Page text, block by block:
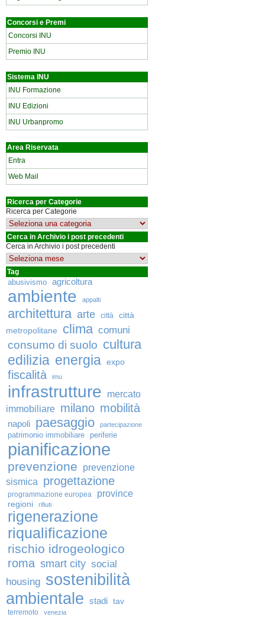
Concorsi e Premi
Concorsi INU
Premio INU
Sistema INU
INU Formazione
INU Edizioni
INU Urbanpromo
Area Riservata
Entra
Web Mail
Ricerca per Categorie
Ricerca per Categorie
Cerca in Archivio i post precedenti
Cerca in Archivio i post precedenti
Tag
abusivismo agricoltura
ambiente appalti
architettura arte città
città
metropolitane
clima comuni
consumo di suolo cultura
edilizia energia expo
fiscalità imu
infrastrutture
mercato
immobiliare milano mobilità
napoli paesaggio partecipazione
patrimonio immobiliare periferie
pianificazione
prevenzione
prevenzione
sismica
progettazione
programmazione europea province
regioni rifiuti
rigenerazione
riqualificazione
rischio idrogeologico
roma smart city social
housing sostenibilità
ambientale stadi tav
terremoto venezia